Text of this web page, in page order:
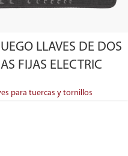
LLAVES DE DOS
FIJAS ELECTRIC
para tuercas y tornillos